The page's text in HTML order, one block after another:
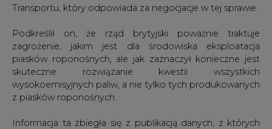
Transportu, który odpowiada za negocjacje w tej sprawie.
Podkreślił on, że rząd brytyjski poważnie traktuje
zagrożenie, jakim jest dla środowiska eksploatacja
piasków roponośnych, ale jak zaznaczył konieczne jest
skuteczne rozwiązanie kwestii wszystkich
wysokoemisyjnych paliw, a nie tylko tych produkowanych
z piasków roponośnych.
Informacja ta zbiegła się z publikacją danych, z których